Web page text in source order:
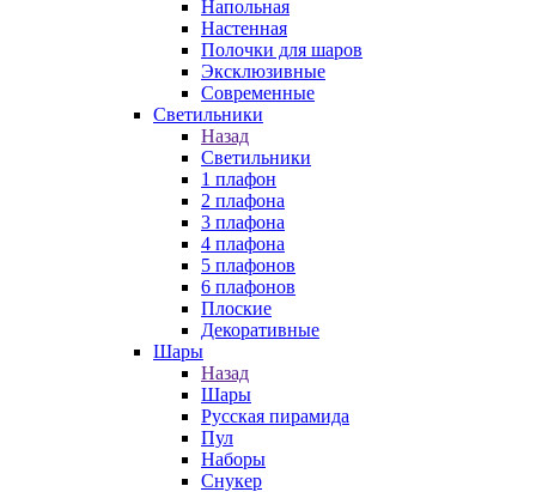
Напольная
Настенная
Полочки для шаров
Эксклюзивные
Современные
Светильники
Назад
Светильники
1 плафон
2 плафона
3 плафона
4 плафона
5 плафонов
6 плафонов
Плоские
Декоративные
Шары
Назад
Шары
Русская пирамида
Пул
Наборы
Снукер